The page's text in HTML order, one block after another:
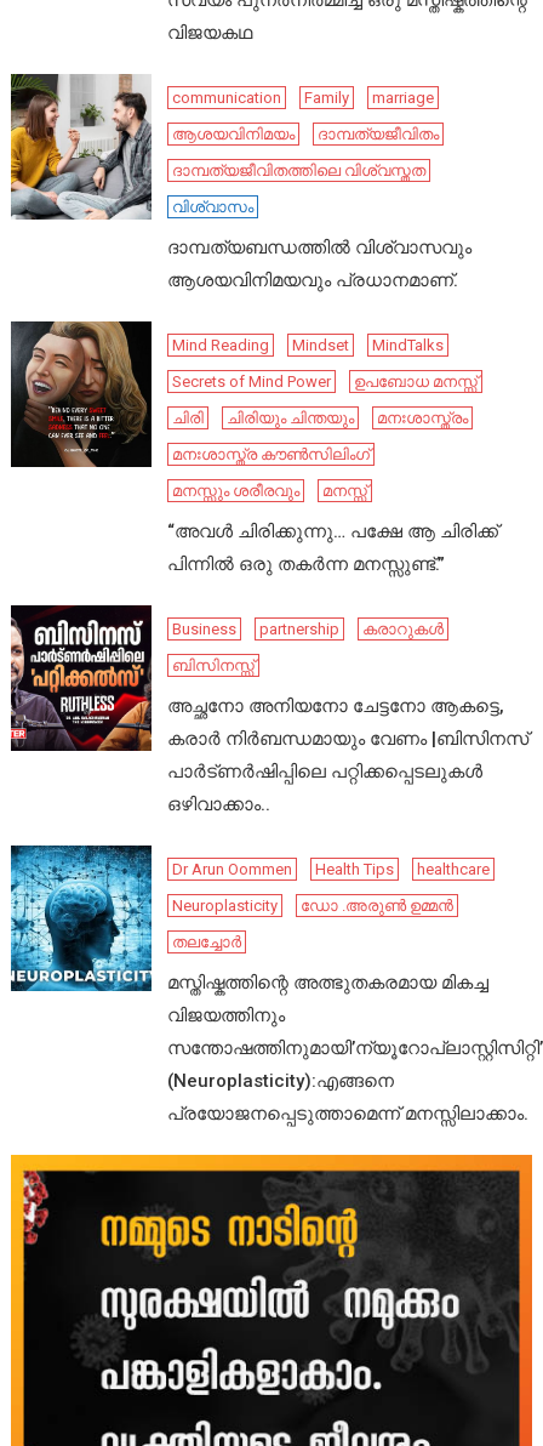
വിജയകഥ
communication Family
marriage
ആശയവിനിമയം
ദാമ്പത്യജീവിതം
ദാമ്പത്യജീവിതത്തിലെ വിശ്വസ്തത
വിശ്വാസം
ദാമ്പത്യബന്ധത്തിൽ വിശ്വാസവും
ആശയവിനിമയവും പ്രധാനമാണ്.
Mind Reading Mindset
MindTalks
Secrets of Mind Power
ഉപബോധ മനസ്സ്
ചിരി
ചിരിയും ചിന്തയും
മനഃശാസ്ത്രം
മനഃശാസ്ത്ര കൗൺസിലിംഗ്
മനസ്സും ശരീരവും
മനസ്സ്
“അവൾ ചിരിക്കുന്നു… പക്ഷേ ആ ചിരിക്ക്
പിന്നിൽ ഒരു തകർന്ന മനസ്സുണ്ട്.”
Business partnership
കരാറുകൾ
ബിസിനസ്സ്
അച്ഛനോ അനിയനോ ചേട്ടനോ ആകട്ടെ,
കരാർ നിർബന്ധമായും വേണം |ബിസിനസ്
പാർട്ണർഷിപ്പിലെ പറ്റിക്കപ്പെടലുകൾ
ഒഴിവാക്കാം..
Dr Arun Oommen Health Tips
healthcare
Neuroplasticity
ഡോ .അരുൺ ഉമ്മൻ
തലച്ചോർ
മസ്തിഷ്കത്തിന്റെ അത്ഭുതകരമായ മികച്ച
വിജയത്തിനും
സന്തോഷത്തിനുമായി’ന്യൂറോപ്ലാസ്റ്റിസിറ്റി’
(Neuroplasticity):എങ്ങനെ
പ്രയോജനപ്പെടുത്താമെന്ന് മനസ്സിലാക്കാം.